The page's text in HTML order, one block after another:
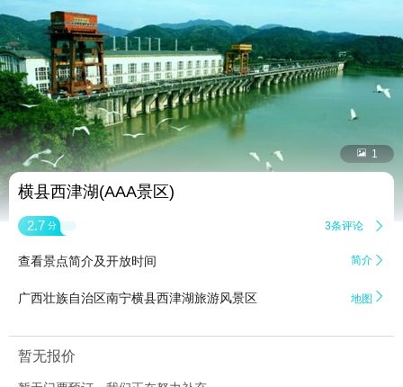
 1
横县西津湖(AAA景区)
2.7 分 3条评论 
查看景点简介及开放时间 简介 
广西壮族自治区南宁横县西津湖旅游风景区 地图 
暂无报价
